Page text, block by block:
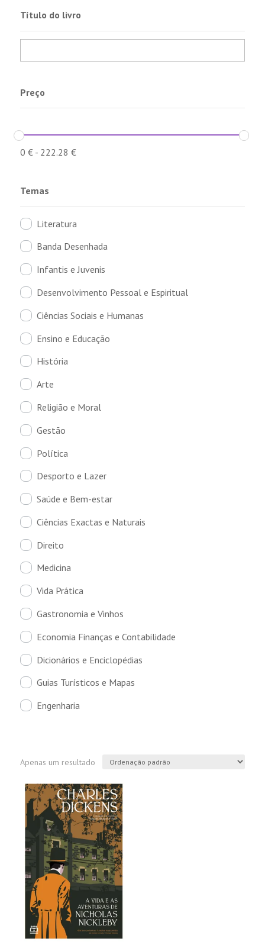
Título do livro
Preço
0 €- 222.28 €
Temas
Literatura
Banda Desenhada
Infantis e Juvenis
Desenvolvimento Pessoal e Espiritual
Ciências Sociais e Humanas
Ensino e Educação
História
Arte
Religião e Moral
Gestão
Política
Desporto e Lazer
Saúde e Bem-estar
Ciências Exactas e Naturais
Direito
Medicina
Vida Prática
Gastronomia e Vinhos
Economia Finanças e Contabilidade
Dicionários e Enciclopédias
Guias Turísticos e Mapas
Engenharia
Apenas um resultado